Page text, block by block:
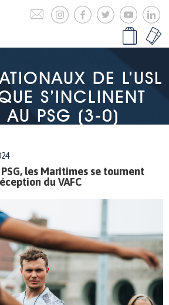
DE L’USL
S’INCLINENT
AU PSG (3-0)
les Maritimes se tournent
du VAFC